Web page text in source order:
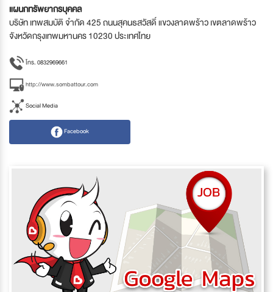
แผนกทรัพยากรบุคคล
บริษัท เทพสมบัติ จำกัด 425 ถนนสุคนธสวัสดิ์ แขวงลาดพร้าว เขตลาดพร้าว
จังหวัดกรุงเทพมหานคร 10230 ประเทศไทย
โทร. 0832969661
http://www.sombattour.com
Social Media
Facebook